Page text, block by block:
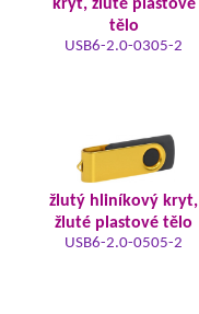
kryt, žluté plastové
tělo
USB6-2.0-0305-2
žlutý hliníkový kryt,
žluté plastové tělo
USB6-2.0-0505-2